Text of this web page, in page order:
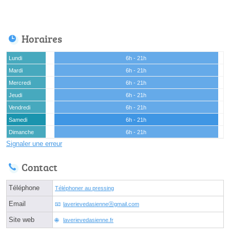
Horaires
Lundi
6h - 21h
Mardi
6h - 21h
Mercredi
6h - 21h
Jeudi
6h - 21h
Vendredi
6h - 21h
Samedi
6h - 21h
Dimanche
6h - 21h
Signaler une erreur
Contact
Téléphone Téléphoner au pressing
Email laverievedasienneⓐgmail.com
Site web laverievedasienne.fr